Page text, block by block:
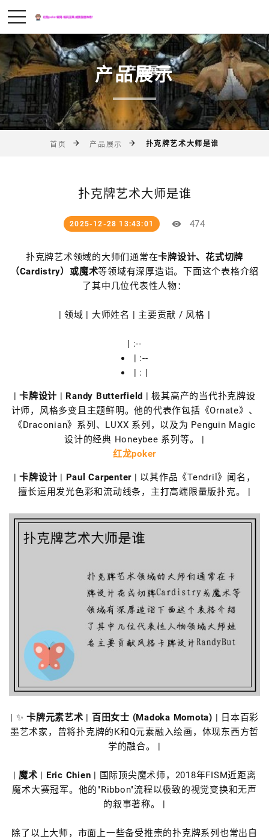
产品展示
首页 产品展示 扑克牌艺术大师是谁
扑克牌艺术大师是谁
2025-12-28 13:43:01 474
扑克牌艺术领域的大师们通常在卡牌设计、花式切牌
（Cardistry）或魔术等领域有深厚造诣。下面这个表格介绍
了其中几位代表性人物：
| 领域 | 大师姓名 | 主要贡献 / 风格 |
| :--
| :--
| : |
| 卡牌设计 | Randy Butterfield | 极其高产的当代扑克牌设
计师，风格多变且主题鲜明。他的代表作包括《Ornate》、
《Draconian》系列、LUXX 系列，以及为 Penguin Magic
设计的经典 Honeybee 系列等。 |
红龙poker
|卡牌设计 | Paul Carpenter | 以其作品《Tendril》闻名，
擅长运用发光色彩和流动线条，主打高端限量版扑克。 |
| ✨ 卡牌元素艺术 | 百田女士 (Madoka Momota) | 日本百彩
墨艺术家，曾将扑克牌的K和Q元素融入绘画，体现东西方哲
学的融合。 |
| 魔术 | Eric Chien | 国际顶尖魔术师，2018年FISM近距离
魔术大赛冠军。他的"Ribbon"流程以极致的视觉变换和无声
的叙事著称。 |
除了以上大师，市面上一些备受推崇的扑克牌系列也常出自